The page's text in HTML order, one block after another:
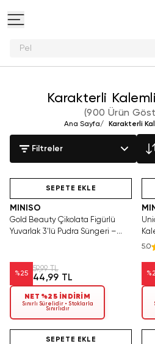
Peluş oyuncak a
Karakterli
(900 Ürün
Ana Sayfa/ Karakterli
Filtreler
SEPETE EKLE
MINISO
Gold Beauty Çikolata Figürlü
Yuvarlak 3'lü Pudra Süngeri –
%25
59,99 TL
44,99 TL
NET %25 İNDİRİM
Sınırlı Sürelidir • Stoklarla
Sınırlıdır
Tükenmeden Satın Al
5.0
%
SEPETE EKLE